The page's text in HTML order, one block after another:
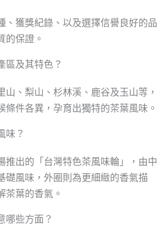
、獲獎紀錄、以及選擇信譽良好的品
的保證。
區及其特色？
山、梨山、杉林溪、鹿谷及玉山等，
條件各異，孕育出獨特的茶葉風味。
味？
推出的「台灣特色茶風味輪」，由中
礎風味，外圈則為更細緻的香氣描
茶葉的香氣。
哪些方面？